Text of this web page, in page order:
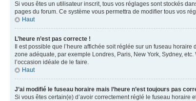
Si vous êtes un utilisateur inscrit, tous vos réglages sont stockés
pages du forum. Ce système vous permettra de modifier tous vos
Haut
L’heure n’est pas correcte !
Il est possible que l’heure affichée soit réglée sur un fuseau
zone adéquate, par exemple Londres, Paris, New York, Sydney,
l’occasion idéale de le faire.
Haut
J’ai modifié le fuseau horaire mais l’heure n’est toujours pas
Si vous êtes certain(e) d’avoir correctement réglé le fuseau horaire